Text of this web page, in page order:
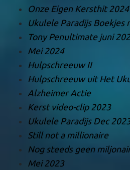
Onze Eigen Kersthit 2024
Ukulele Paradijs Boekjes
Tony Penultimate juni
Mei 2024
Hulpschreeuw II
Hulpschreeuw uit Het
Alzheimer Actie
Kerst video-clip 2023
Ukulele Paradijs Dec
Still not a millionaire
Nog steeds geen
Mei 2023